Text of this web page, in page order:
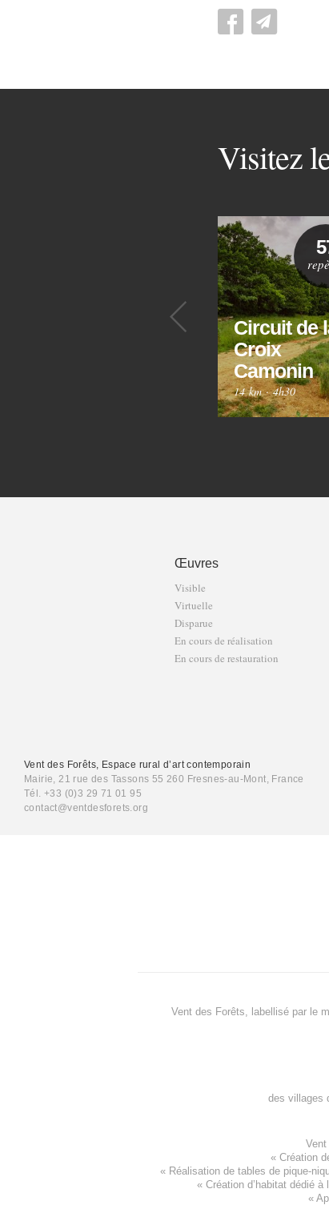
Visitez
Précédent
Circuit de
Croix
Camonin
14 km·4h30
Œuvres
Visible
Virtuelle
Disparue
En cours de réalisation
En cours de restauration
Vent des Forêts, Espace rural d’art contemporain
Mairie, 21 rue des Tassons 55 260 Fresnes-au-Mont, France
Tél. +33 (0)3 29 71 01 95
contact@ventdesforets.org
Vent des Forêts, labellisé par le
des villages
« Création
« Réalisation de tables de pique-
« Création d’habitat dédié
«